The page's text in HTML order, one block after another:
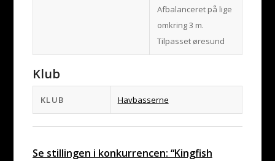
Afbalanceret på lige
omkring 3 m.
Tilpasset øresund
Klub
KLUB Havbasserne
Se stillingen i konkurrencen: “Kingfish